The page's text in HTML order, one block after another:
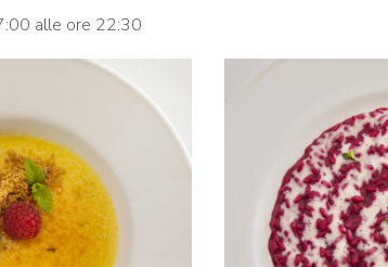
alle ore 22:30